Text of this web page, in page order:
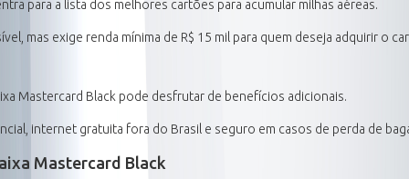
para a lista dos melhores cartões para acumular milhas aéreas.
mas exige renda mínima de R$ 15 mil para quem deseja adquirir o
Mastercard Black pode desfrutar de benefícios adicionais.
internet gratuita fora do Brasil e seguro em casos de perda de
Mastercard Black